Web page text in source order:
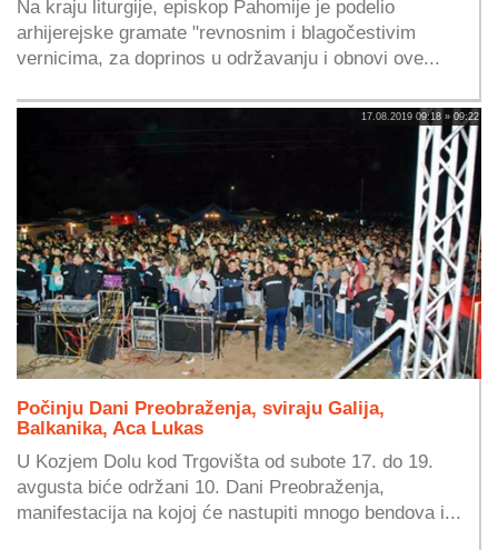
Na kraju liturgije, episkop Pahomije je podelio
arhijerejske gramate "revnosnim i blagočestivim
vernicima, za doprinos u održavanju i obnovi ove...
17.08.2019 09:18 » 09:22
Počinju Dani Preobraženja, sviraju Galija,
Balkanika, Aca Lukas
U Kozjem Dolu kod Trgovišta od subote 17. do 19.
avgusta biće održani 10. Dani Preobraženja,
manifestacija na kojoj će nastupiti mnogo bendova i...